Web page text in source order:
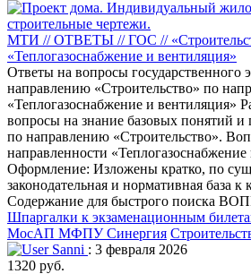
МТИ // ОТВЕТЫ // ГОС //
«Теплогазоснабжение и вентиляция»
Ответы на вопросы государственного
направлению «Строительство» по
«Теплогазоснабжение и вентиляция»
вопросы на знание базовых понятий
по направлению «Строительство».
направленности
Оформление: Изложены кратко, по
законодательная и нормативная база к
Содержание для быстрого поиска
Шпаргалки к экзаменационным
МосАП МФПУ Синергия
Sanni : 3 февраля 2026
1320 руб.